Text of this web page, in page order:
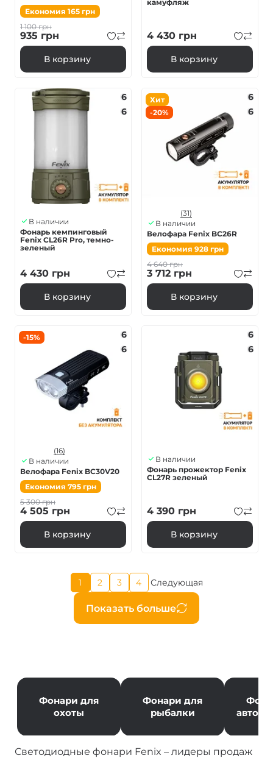
Економия 165 грн
1 100грн
935 грн
В корзину
камуфляж
4 430 грн
В корзину
6
6
В наличии
Фонарь кемпинговый
Fenix ​​CL26R Pro, темно-
зеленый
4 430 грн
В корзину
Хит
-20%
6
6
(31)
В наличии
Велофара Fenix BC26R
Економия 928 грн
4 640грн
3 712 грн
В корзину
-15%
6
6
(16)
В наличии
Велофара Fenix BC30V20
Економия 795 грн
5 300грн
4 505 грн
В корзину
6
6
В наличии
Фонарь прожектор Fenix ​​
CL27R зеленый
4 390 грн
В корзину
Нумерация
страниц
Показать больше
Текущая
страница
1
Страница
2
Страница
3
Страница
4
Следующая
страница
Следующая
Фонари для
охоты
Фонари для
рыбалки
Светодиодные фонари Fenix – лидеры продаж